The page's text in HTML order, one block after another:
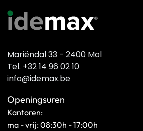
Mariëndal 33 - 2400 Mol
Tel. +32 14 96 02 10
info@idemax.be
Openingsuren
Kantoren:
ma - vrij: 08:30h - 17:00h